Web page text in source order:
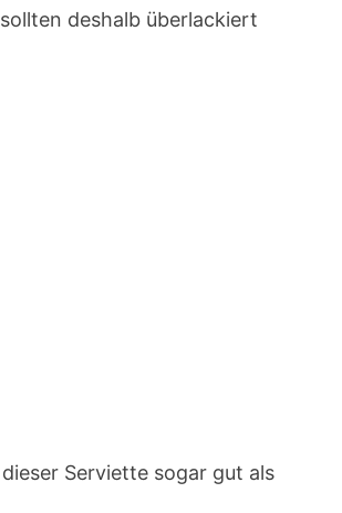
deshalb überlackiert
Serviette sogar gut als